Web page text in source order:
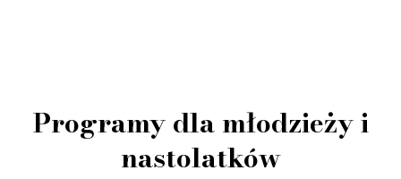
Programy dla młodzieży i
nastolatków